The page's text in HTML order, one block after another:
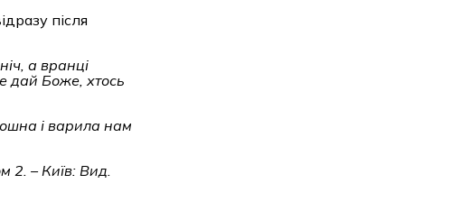
після
а вранці
дай Боже, хтось
і варила нам
2. – Київ: Вид.